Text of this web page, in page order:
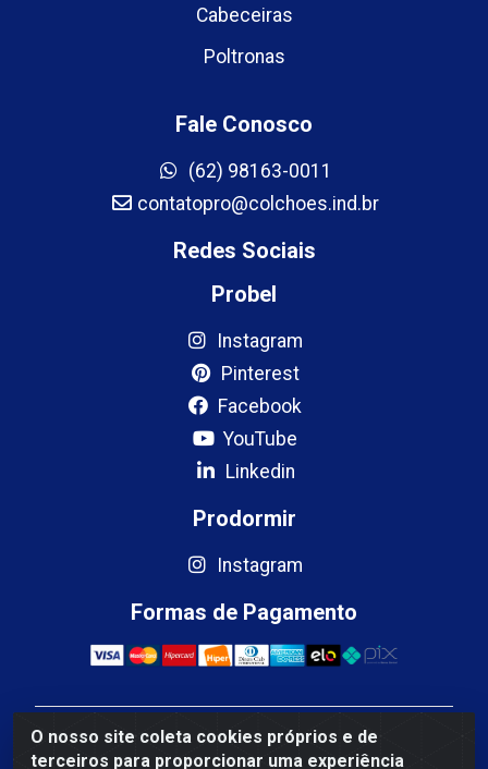
O nosso site coleta cookies próprios e de
terceiros para proporcionar uma experiência
Cabeceiras
Poltronas
Fale Conosco
(62) 98163-0011
contatopro@colchoes.ind.br
Redes Sociais
Probel
Instagram
Pinterest
Facebook
YouTube
Linkedin
Prodormir
Instagram
Formas de Pagamento
Mercosul Espumas Industriais LTDA - Rua 13, SN,
Quadra009 Lote 0007 - Polo Empresarial Goias - Etapa